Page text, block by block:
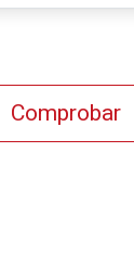
Comprobar